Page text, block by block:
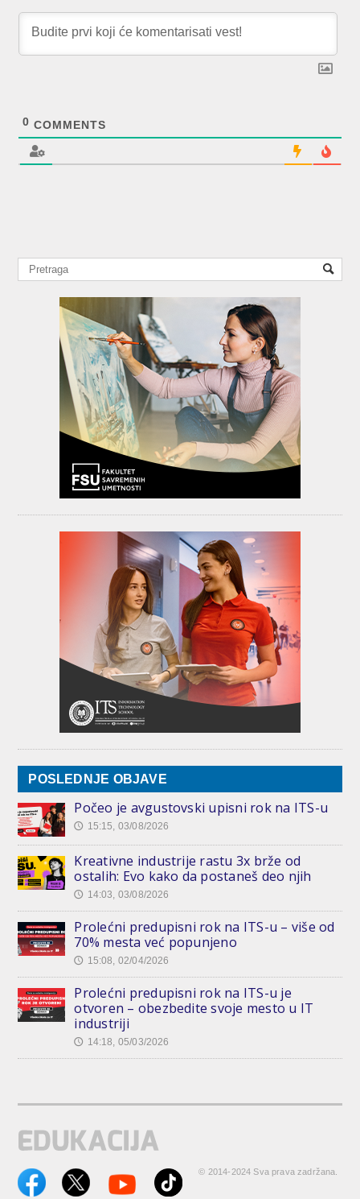
0 COMMENTS
POSLEDNJE OBJAVE
Počeo je avgustovski upisni rok na ITS-u
🕔 15:15, 03/08/2026
Kreativne industrije rastu 3x brže od
ostalih: Evo kako da postaneš deo njih
🕔 14:03, 03/08/2026
Prolećni predupisni rok na ITS-u – više od
70% mesta već popunjeno
🕔 15:08, 02/04/2026
Prolećni predupisni rok na ITS-u je
otvoren – obezbedite svoje mesto u IT
industriji
🕔 14:18, 05/03/2026
© 2014-2024 Sva prava zadržana.